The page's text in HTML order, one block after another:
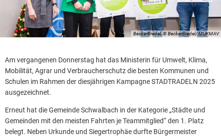
BeckerBredel, © BeckerBredel/ MUKMAV
Am vergangenen Donnerstag hat das Ministerin für Umwelt, Klima,
Mobilität, Agrar und Verbraucherschutz die besten Kommunen und
Schulen im Rahmen der diesjährigen Kampagne STADTRADELN 2025
ausgezeichnet.
Erneut hat die Gemeinde Schwalbach in der Kategorie „Städte und
Gemeinden mit den meisten Fahrten je Teammitglied“ den 1. Platz
belegt. Neben Urkunde und Siegertrophäe durfte Bürgermeister